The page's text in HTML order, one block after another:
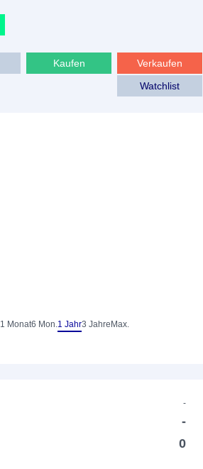
Verkaufen
Kaufen
Watchlist
1 Monat6 Mon.1 Jahr3 Jahre Max.
-
-
0